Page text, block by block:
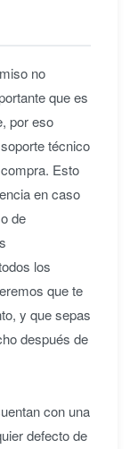
no
que es
por eso
técnico
Esto
en caso
de
los
que te
y que sepas
después de
con una
defecto de